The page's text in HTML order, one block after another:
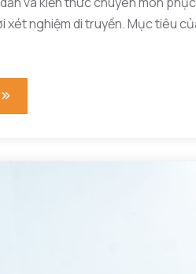
xét nghiệm di truyền. Mục tiêu